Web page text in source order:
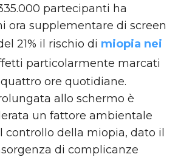
partecipanti ha
ora supplementare di screen
21% il rischio di miopia nei
particolarmente marcati
ore quotidiane.
allo schermo è
un fattore ambientale
della miopia, dato il
di complicanze